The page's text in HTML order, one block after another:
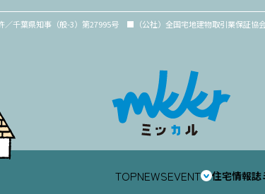
千葉県知事（般-3）第27995号 ■（公社）全国宅地建物取引業保証
TOPNEWSEVENT 住宅情報誌